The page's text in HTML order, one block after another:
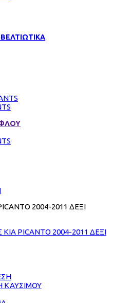
2004-2011 ΔΕΞΙ
PICANTO 2004-2011 ΔΕΞΙ